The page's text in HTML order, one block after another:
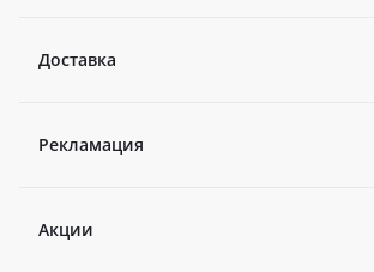
Доставка
Рекламация
Акции